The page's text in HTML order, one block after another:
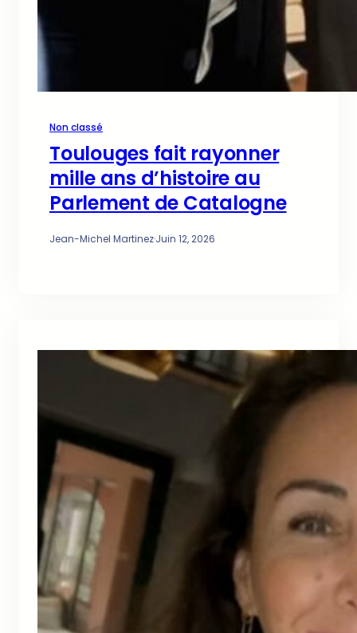
Non classé
Toulouges fait rayonner
mille ans d’histoire au
Parlement de Catalogne
Jean-Michel Martinez·Juin 12, 2026